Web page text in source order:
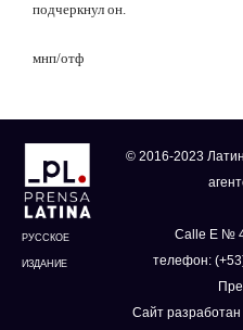
подчеркнул он.
мнп/отф
РУССКОЕ
ИЗДАНИЕ
© 2016-2023
Calle E №
телефон:
Сайт